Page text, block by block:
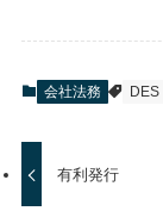
会社法務 DES
有利発行